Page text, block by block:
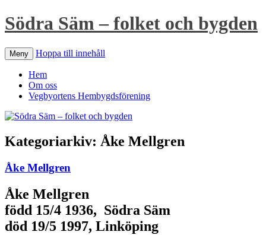
Södra Säm – folket och bygden
Meny Hoppa till innehåll
Hem
Om oss
Vegbyortens Hembygdsförening
Kategoriarkiv: Åke Mellgren
Åke Mellgren
Åke Mellgren
född 15/4 1936, Södra Säm
död 19/5 1997, Linköping